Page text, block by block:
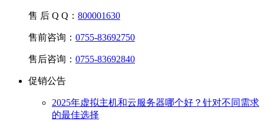
售 后 Q Q： 800001630
售前咨询： 0755-83692750
售后咨询： 0755-83692840
促销公告
2025年虚拟主机和云服务器哪个好？针对不同需求
的最佳选择